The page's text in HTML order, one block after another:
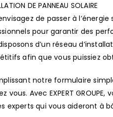
DE PANNEAU SOLAIRE
de passer à
pour garantir des
d’un réseau
afin que vous puissiez
notre formulaire
vous. Avec EXPERT
experts qui vous aideront à